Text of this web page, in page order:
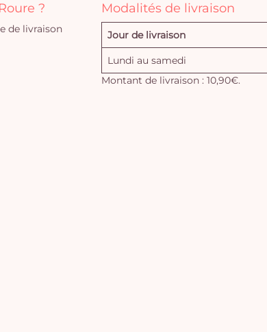
?
de livraison
Modalités de livraison
Jour de livraison
Lundi au samedi
Montant de livraison : 10,90€.